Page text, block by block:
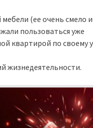
(ее очень смело
пользоваться уже
квартирой по своему
жизнедеятельности.